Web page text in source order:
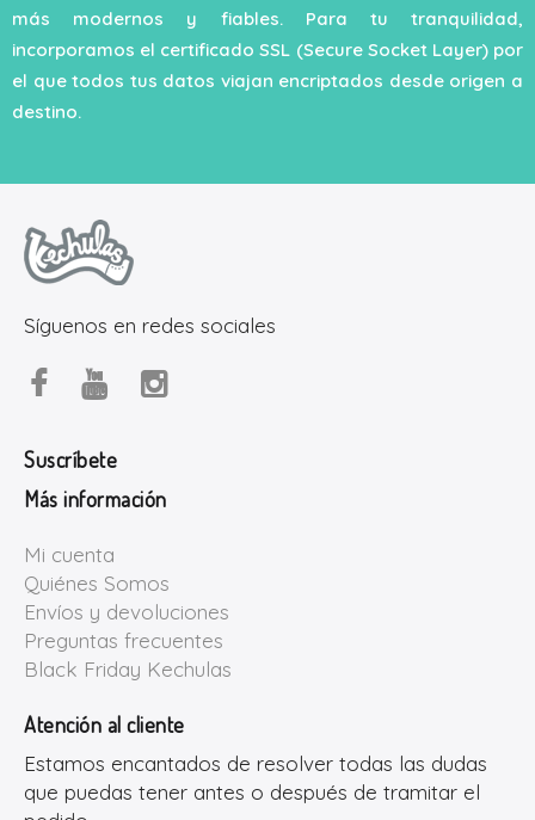
más modernos y fiables. Para tu tranquilidad,
incorporamos el certificado SSL (Secure Socket Layer) por
el que todos tus datos viajan encriptados desde origen a
destino.
Síguenos en redes sociales
Suscríbete
Más información
Mi cuenta
Quiénes Somos
Envíos y devoluciones
Preguntas frecuentes
Black Friday Kechulas
Atención al cliente
Estamos encantados de resolver todas las dudas
que puedas tener antes o después de tramitar el